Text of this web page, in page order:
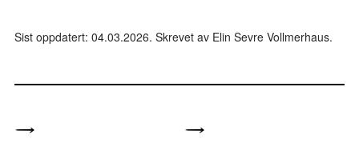
Sist oppdatert: 04.03.2026. Skrevet av Elin Sevre Vollmerhaus.